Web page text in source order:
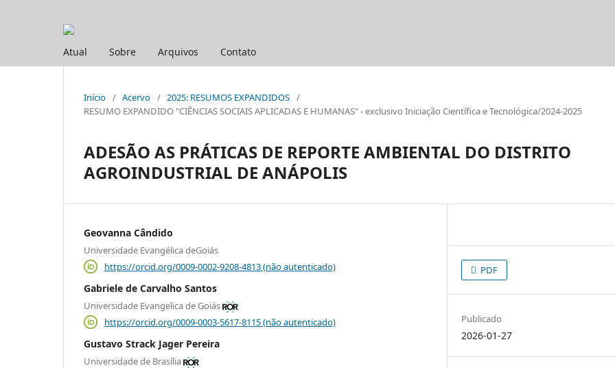
Atual Sobre Arquivos Contato
Início / Acervo / 2025: RESUMOS EXPANDIDOS /
RESUMO EXPANDIDO "CIÊNCIAS SOCIAIS APLICADAS E HUMANAS" - exclusivo Iniciação Científica e Tecnológica/2024-2025
ADESÃO AS PRÁTICAS DE REPORTE AMBIENTAL DO DISTRITO
AGROINDUSTRIAL DE ANÁPOLIS
Geovanna Cândido
Universidade Evangélica deGoiás
https://orcid.org/0009-0002-9208-4813 (não autenticado)
Gabriele de Carvalho Santos
Universidade Evangelica de Goiás
https://orcid.org/0009-0003-5617-8115 (não autenticado)
Gustavo Strack Jager Pereira
Universidade de Brasília
PDF
Publicado
2026-01-27